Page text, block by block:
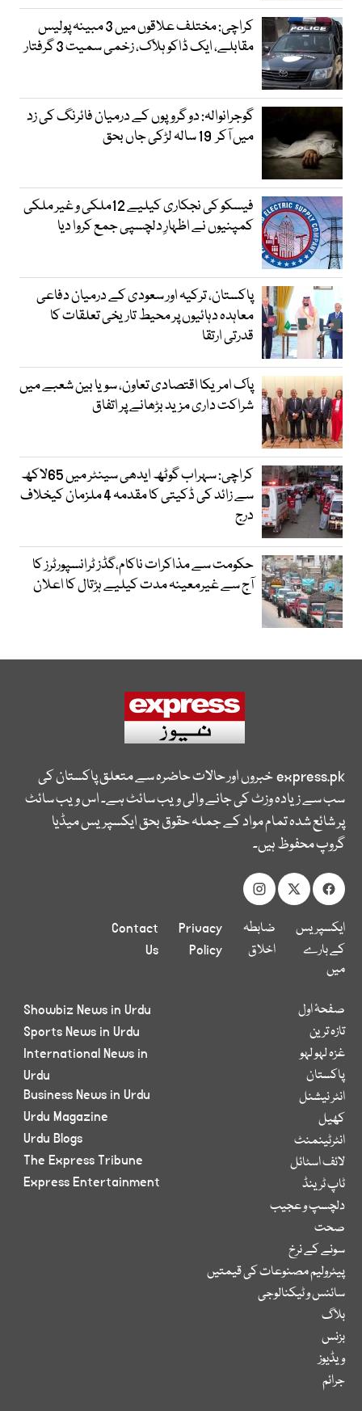
کراچی: مختلف علاقوں میں 3 مبینہ پولیس
مقابلے، ایک ڈاکو ہلاک، زخمی سمیت 3 گرفتار
گوجرانوالہ: دو گروپوں کے درمیان فائرنگ کی زد
میں آکر 19 سالہ لڑکی جاں بحق
فیسکو کی نجکاری کیلیے 12ملکی و غیر ملکی
کمپنیوں نے اظہارِ دلچسپی جمع کروا دیا
پاکستان، ترکیہ اور سعودی کے درمیان دفاعی
معاہدہ دہائیوں پر محیط تاریخی تعلقات کا
قدرتی ارتقا
پاک امریکا اقتصادی تعاون، سویا بین شعبے میں
شراکت داری مزید بڑھانے پر اتفاق
کراچی: سہراب گوٹھ ایدھی سینٹر میں 65لاکھ
سے زائد کی ڈکیتی کا مقدمہ 4 ملزمان کیخلاف
درج
حکومت سے مذاکرات ناکام،گڈز ٹرانسپورٹرز کا
آج سے غیرمعینہ مدت کیلیے ہڑتال کا اعلان
express.pkخبروں اور حالات حاضرہ سے متعلق پاکستان کی
سب سے زیادہ وزٹ کی جانے والی ویب سائٹ ہے۔ اس ویب سائٹ
پر شائع شدہ تمام مواد کے جملہ حقوق بحق ایکسپریس میڈیا
گروپ محفوظ ہیں۔
ایکسپریس
کے بارے
میں
ضابطہ
اخلاق
Privacy
Policy
Contact
Us
صفحۂ اول
تازہ ترین
غزہ لہو لہو
پاکستان
انٹر نیشنل
کھیل
انٹرٹینمنٹ
لائف اسٹائل
ٹاپ ٹرینڈ
دلچسپ و عجیب
صحت
سونے کے نرخ
پیٹرولیم مصنوعات کی قیمتیں
سائنس و ٹیکنالوجی
بلاگ
بزنس
ویڈیوز
جرائم
Showbiz News in Urdu
Sports News in Urdu
International News in
Urdu
Business News in Urdu
Urdu Magazine
Urdu Blogs
The Express Tribune
Express Entertainment